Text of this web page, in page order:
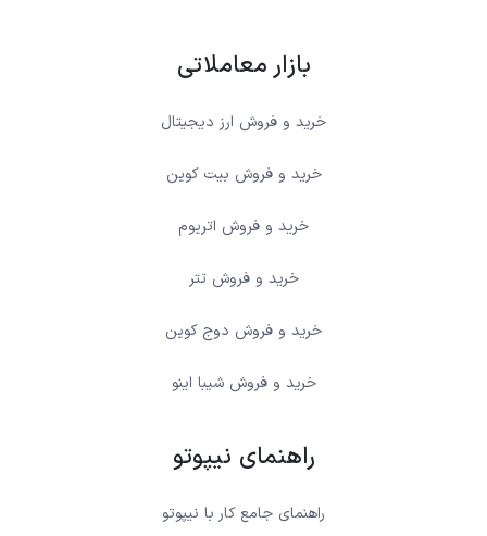
بازار معاملاتی
خرید و فروش ارز دیجیتال
خرید و فروش بیت کوین
خرید و فروش اتریوم
خرید و فروش تتر
خرید و فروش دوج کوین
خرید و فروش شیبا اینو
راهنمای نیپوتو
راهنمای جامع کار با نیپوتو